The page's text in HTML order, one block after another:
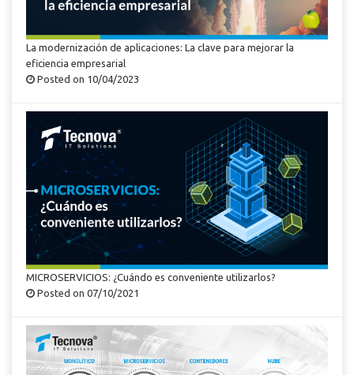
La modernización de aplicaciones: La clave para mejorar la
eficiencia empresarial
Posted on 10/04/2023
MICROSERVICIOS: ¿Cuándo es conveniente utilizarlos?
Posted on 07/10/2021